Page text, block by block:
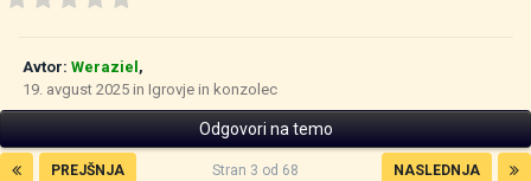
Avtor: Weraziel ,
19. avgust 2025 in Igrovje in konzolec
Odgovori na temo
PREJŠNJA NASLEDNJA
Stran 3 od 68